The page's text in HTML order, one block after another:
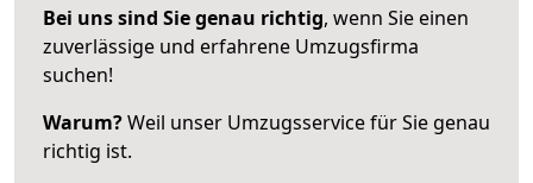
Bei uns sind Sie genau richtig, wenn Sie einen
zuverlässige und erfahrene Umzugsfirma
suchen!
Warum?Weil unser Umzugsservice für Sie genau
richtig ist.